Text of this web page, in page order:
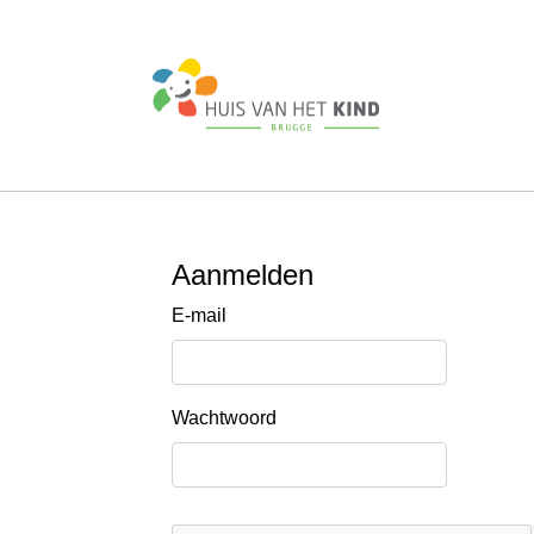
Aanmelden
E-mail
Wachtwoord